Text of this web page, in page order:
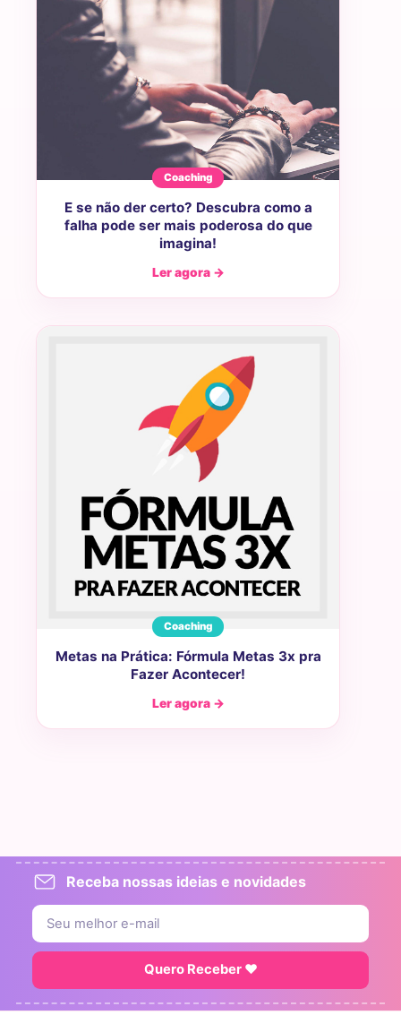
Coaching
E se não der certo? Descubra como a
falha pode ser mais poderosa do que
imagina!
Ler agora →
Coaching
Metas na Prática: Fórmula Metas 3x pra
Fazer Acontecer!
Ler agora →
Receba nossas ideias e novidades
Quero Receber ♥